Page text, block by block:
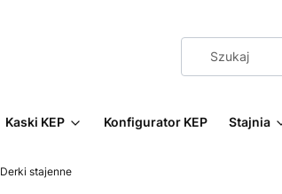
Kaski KEP Konfigurator KEP Stajnia
Derki stajenne